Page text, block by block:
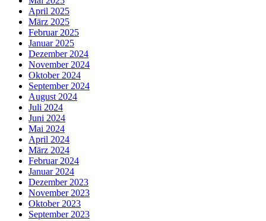
April 2025
März 2025
Februar 2025
Januar 2025
Dezember 2024
November 2024
Oktober 2024
September 2024
August 2024
Juli 2024
Juni 2024
Mai 2024
April 2024
März 2024
Februar 2024
Januar 2024
Dezember 2023
November 2023
Oktober 2023
September 2023